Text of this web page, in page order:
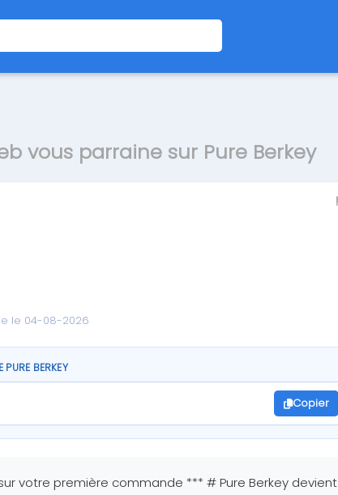
vous parraine sur Pure Berkey
le 04-08-2026
BERKEY
Copier
votre première commande *** # Pure Berkey devient